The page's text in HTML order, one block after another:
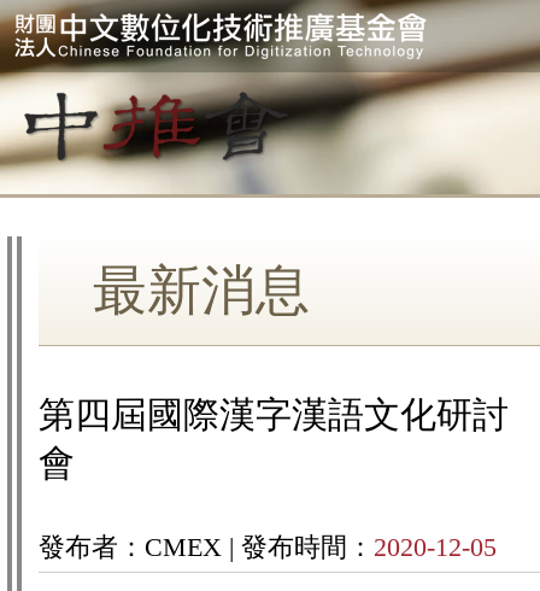
最新消息
第四屆國際漢字漢語文化研討
會
發布者：CMEX | 發布時間： 2020-12-05